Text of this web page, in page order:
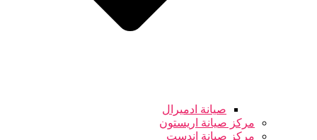
صيانة ادميرال
مركز صيانة اريستون
مركز صيانة اندست